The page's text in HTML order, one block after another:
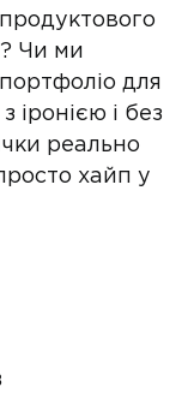
Чи ми
для
іронією і без
реально
хайп у